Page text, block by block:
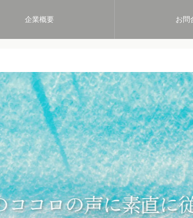
企業概要 お問